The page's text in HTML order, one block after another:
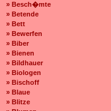
» Besch�mte
» Betende
» Bett
» Bewerfen
» Biber
» Bienen
» Bildhauer
» Biologen
» Bischoff
» Blaue
» Blitze